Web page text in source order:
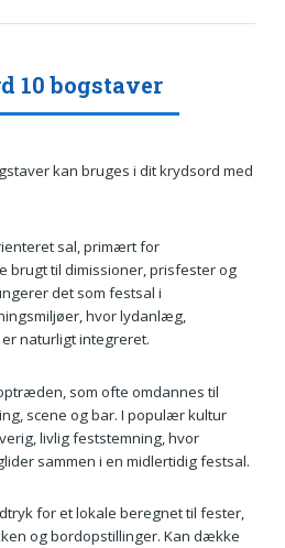
10 bogstaver
kan bruges i dit krydsord med
sal, primært for
brugt til dimissioner, prisfester og
det som festsal i
hvor lydanlæg,
naturligt integreret.
som ofte omdannes til
scene og bar. I populær kultur
livlig feststemning, hvor
sammen i en midlertidig festsal.
for et lokale beregnet til fester,
og bordopstillinger. Kan dække